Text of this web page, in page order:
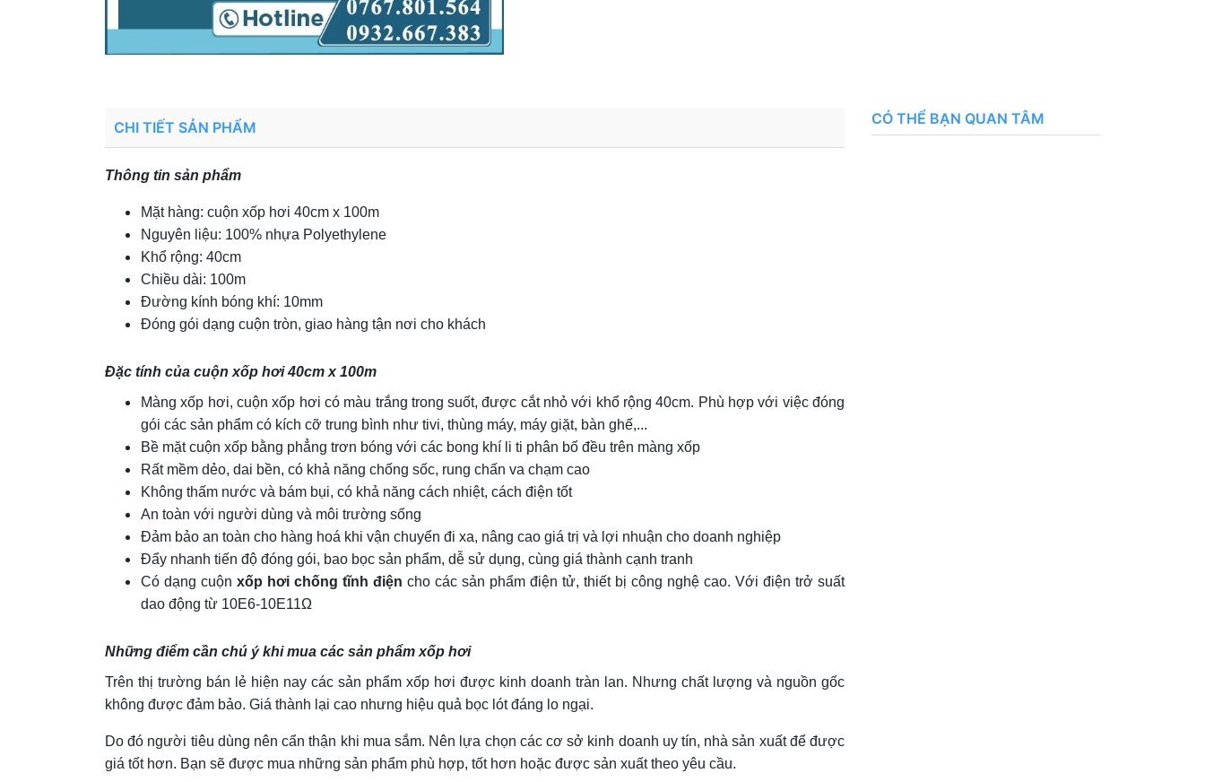
CHI TIẾT SẢN PHẨM
Thông tin sản phẩm
Mặt hàng: cuộn xốp hơi 40cm x 100m
Nguyên liệu: 100% nhựa Polyethylene
Khổ rộng: 40cm
Chiều dài: 100m
Đường kính bóng khí: 10mm
Đóng gói dạng cuộn tròn, giao hàng tận nơi cho khách
Đặc tính của cuộn xốp hơi 40cm x 100m
Màng xốp hơi, cuộn xốp hơi có màu trắng trong suốt, được cắt nhỏ với khổ rộng 40cm. Phù hợp với việc đóng
gói các sản phẩm có kích cỡ trung bình như tivi, thùng máy, máy giặt, bàn ghế,...
Bề mặt cuộn xốp bằng phẳng trơn bóng với các bong khí li ti phân bố đều trên màng xốp
Rất mềm dẻo, dai bền, có khả năng chống sốc, rung chấn va chạm cao
Không thấm nước và bám bụi, có khả năng cách nhiệt, cách điện tốt
An toàn với người dùng và môi trường sống
Đảm bảo an toàn cho hàng hoá khi vận chuyển đi xa, nâng cao giá trị và lợi nhuận cho doanh nghiệp
Đẩy nhanh tiến độ đóng gói, bao bọc sản phẩm, dễ sử dụng, cùng giá thành cạnh tranh
Có dạng cuộn xốp hơi chống tĩnh điện cho các sản phẩm điện tử, thiết bị công nghệ cao. Với điện trở suất
dao động từ 10E6-10E11Ω
Những điểm cần chú ý khi mua các sản phẩm xốp hơi
Trên thị trường bán lẻ hiện nay các sản phẩm xốp hơi được kinh doanh tràn lan. Nhưng chất lượng và nguồn gốc
không được đảm bảo. Giá thành lại cao nhưng hiệu quả bọc lót đáng lo ngại.
Do đó người tiêu dùng nên cẩn thận khi mua sắm. Nên lựa chọn các cơ sở kinh doanh uy tín, nhà sản xuất để được
giá tốt hơn. Bạn sẽ được mua những sản phẩm phù hợp, tốt hơn hoặc được sản xuất theo yêu cầu.
CÓ THỂ BẠN QUAN TÂM